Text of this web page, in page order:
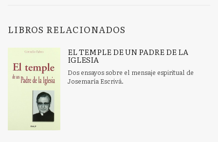
LIBROS RELACIONADOS
EL TEMPLE DE UN PADRE DE LA
IGLESIA
Dos ensayos sobre el mensaje espiritual de
Josemaría Escrivá.